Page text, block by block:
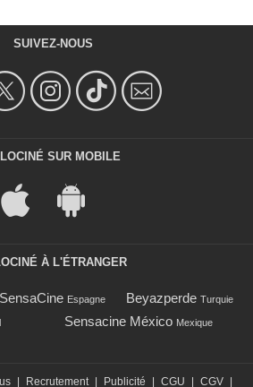
SUIVEZ-NOUS
SUR MOBILE
À L'ÉTRANGER
SensaCine Espagne Beyazperde Turquie
Sensacine México Mexique
Recrutement Publicité CGU CGV